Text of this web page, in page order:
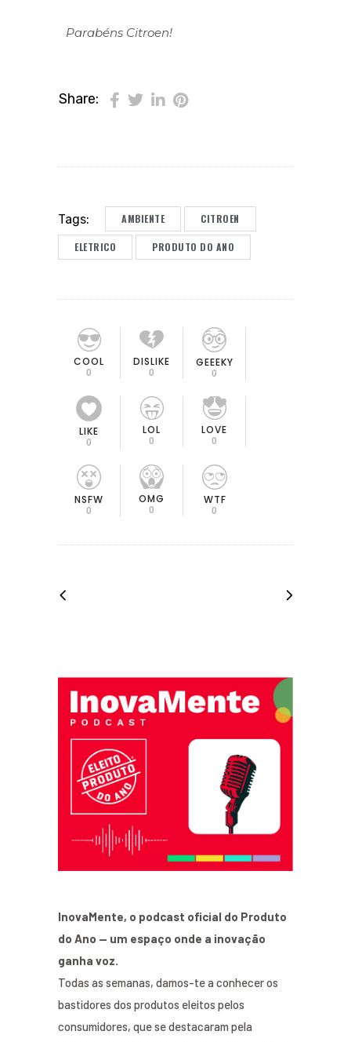
Parabéns Citroen!
Share:
Tags: AMBIENTE CITROEN
ELETRICO PRODUTO DO ANO
COOL
0
DISLIKE
0
GEEEKY
0
LIKE
0
LOL
0
LOVE
0
NSFW
0
OMG
0
WTF
0
InovaMente, o podcast oficial do Produto
do Ano — um espaço onde a inovação
ganha voz.
Todas as semanas, damos-te a conhecer os
bastidores dos produtos eleitos pelos
consumidores, que se destacaram pela